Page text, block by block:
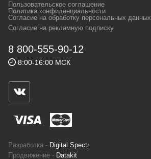
и взыскательных путешественников,
спортсменов и отдыхающих.
Геннадьевич
ИНН 590300057023 ОГРН 304590319000121
ул.Советская, 25, магазин Басег.
Тел./факс (342) 2101242
Пользовательское соглашение
Политика конфиденциальности
Согласие на обработку персональных данных
Согласие на рекламную подписку
8 800-555-90-12
8:00-16:00 МСК
Разработка - Digital Spectr
Продвижение - Datakit